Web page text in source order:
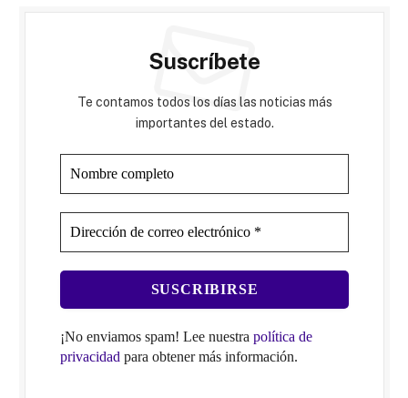
Suscríbete
Te contamos todos los días las noticias más
importantes del estado.
¡No enviamos spam! Lee nuestra política de
privacidad para obtener más información.